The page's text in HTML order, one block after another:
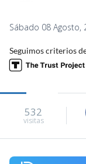
Sábado 08 Agosto,
Seguimos criterios
532
visitas